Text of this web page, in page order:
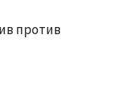
против